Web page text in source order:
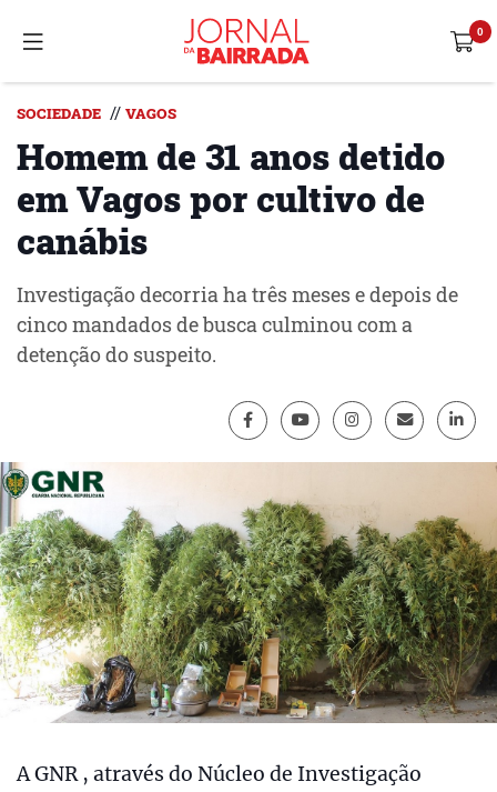
SOCIEDADE // VAGOS
Homem de 31 anos detido
em Vagos por cultivo de
canábis
Investigação decorria ha três meses e depois de
cinco mandados de busca culminou com a
detenção do suspeito.
A GNR , através do Núcleo de Investigação